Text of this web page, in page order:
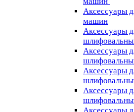
Аксессуары
машин
Аксессуары
Аксессуары
Аксессуары
Аксессуары